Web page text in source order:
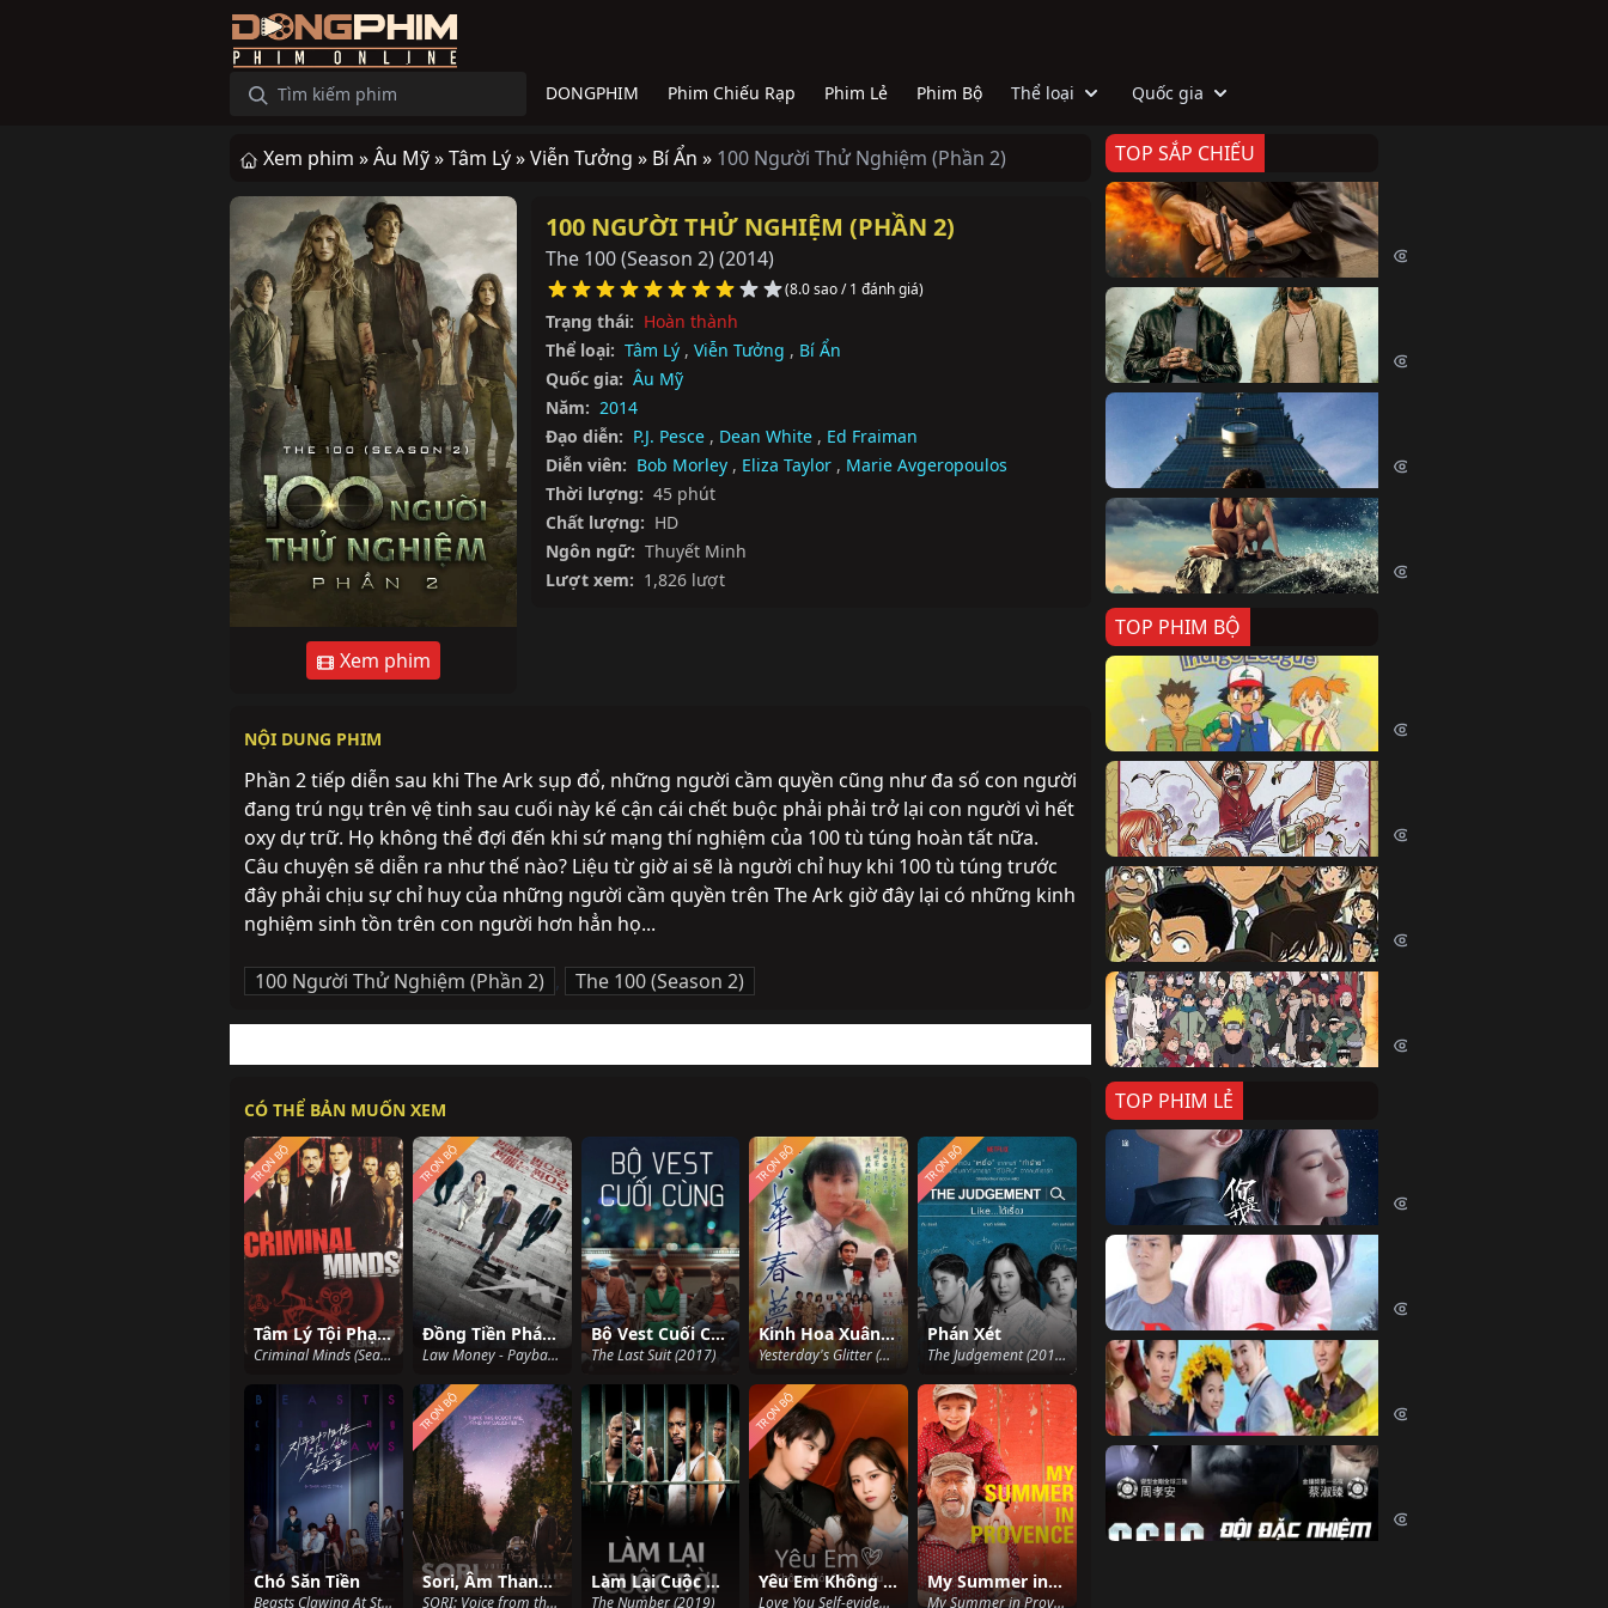
DONGPHIM Phim Chiếu Rạp Phim Lẻ Phim Bộ Thể loại Quốc gia
Xem phim »Âu Mỹ »Tâm Lý »Viễn Tưởng » Bí Ẩn » 100 Người Thử Nghiệm (Phần 2)
Xem phim
100 NGƯỜI THỬ NGHIỆM (PHẦN 2)
The 100 (Season 2)(2014)
(8.0 sao / 1 đánh giá)
Trạng thái: Hoàn thành
Thể loại: Tâm Lý , Viễn Tưởng , Bí Ẩn
Quốc gia: Âu Mỹ
Năm: 2014
Đạo diễn: P.J. Pesce , Dean White , Ed Fraiman
Diễn viên: Bob Morley , Eliza Taylor , Marie Avgeropoulos
Thời lượng: 45 phút
Chất lượng: HD
Ngôn ngữ: Thuyết Minh
Lượt xem: 1,826 lượt
NỘI DUNG PHIM
Phần 2 tiếp diễn sau khi The Ark sụp đổ, những người cầm quyền cũng như đa số con người
đang trú ngụ trên vệ tinh sau cuối này kế cận cái chết buộc phải phải trở lại con người vì hết
oxy dự trữ. Họ không thể đợi đến khi sứ mạng thí nghiệm của 100 tù túng hoàn tất nữa.
Câu chuyện sẽ diễn ra như thế nào? Liệu từ giờ ai sẽ là người chỉ huy khi 100 tù túng trước
đây phải chịu sự chỉ huy của những người cầm quyền trên The Ark giờ đây lại có những kinh
nghiệm sinh tồn trên con người hơn hẳn họ...
100 Người Thử Nghiệm (Phần 2) , The 100 (Season 2)
CÓ THỂ BẢN MUỐN XEM
Tâm Lý Tội Phạm (Phần 7)
Criminal Minds (Season 7) (2011)
TRỌN BỘ
Đồng Tiền Pháp Luật
Law Money - Payback (2023)
TRỌN BỘ
Bộ Vest Cuối Cùng
The Last Suit (2017)
Kinh Hoa Xuân Mộng
Yesterday's Glitter (1980)
TRỌN BỘ
Phán Xét
The Judgement (2018)
TRỌN BỘ
Chó Săn Tiền
Beasts Clawing At Straws (2020)
Sori, Âm Thanh Tình Yêu
SORI: Voice from the Heart (2016)
TRỌN BỘ
Làm Lại Cuộc Đời
The Number (2019)
Yêu Em Không Nói Cũng Hiểu
Love You Self-evident (2023)
TRỌN BỘ
My Summer in Provence
My Summer in Provence (2014)
TOP SẮP CHIẾU
TOP PHIM BỘ
TOP PHIM LẺ